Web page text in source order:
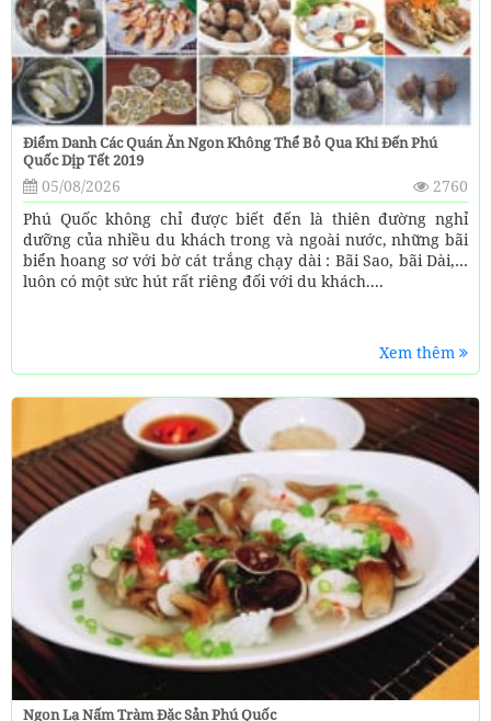
Điểm Danh Các Quán Ăn Ngon Không Thể Bỏ Qua Khi Đến Phú
Quốc Dịp Tết 2019
05/08/2026
2760
Phú Quốc không chỉ được biết đến là thiên đường nghỉ
dưỡng của nhiều du khách trong và ngoài nước, những bãi
biển hoang sơ với bờ cát trắng chạy dài : Bãi Sao, bãi Dài,…
luôn có một sức hút rất riêng đối với du khách....
Xem thêm
Ngon Lạ Nấm Tràm Đặc Sản Phú Quốc